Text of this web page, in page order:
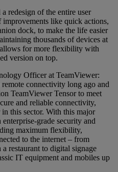
redesign of the entire user
like quick actions,
dock, to make the life easier
thousands of devices at
for more flexibility with
version on top.
Officer at TeamViewer:
connectivity long ago and
TeamViewer Tensor to meet
and reliable connectivity,
this sector. With this major
grade security and
maximum flexibility,
to the internet – from
restaurant to digital signage
IT equipment and mobiles up